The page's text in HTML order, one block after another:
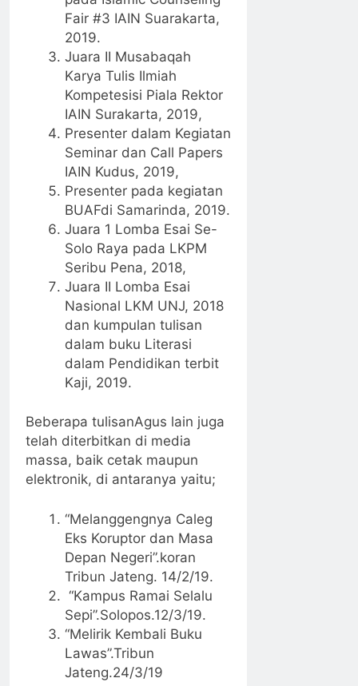
Fair #3 IAIN Suarakarta,
2019.
Juara II Musabaqah
Karya Tulis Ilmiah
Kompetesisi Piala Rektor
IAIN Surakarta, 2019,
Presenter dalam Kegiatan
Seminar dan Call Papers
IAIN Kudus, 2019,
Presenter pada kegiatan
BUAFdi Samarinda, 2019.
Juara 1 Lomba Esai Se-
Solo Raya pada LKPM
Seribu Pena, 2018,
Juara II Lomba Esai
Nasional LKM UNJ, 2018
dan kumpulan tulisan
dalam buku Literasi
dalam Pendidikan terbit
Kaji, 2019.
Beberapa tulisanAgus lain juga
telah diterbitkan di media
massa, baik cetak maupun
elektronik, di antaranya yaitu;
“Melanggengnya Caleg
Eks Koruptor dan Masa
Depan Negeri”.koran
Tribun Jateng. 14/2/19.
“Kampus Ramai Selalu
Sepi”.Solopos.12/3/19.
“Melirik Kembali Buku
Lawas”.Tribun
Jateng.24/3/19